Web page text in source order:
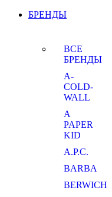
БРЕНДЫ
ВСЕ
БРЕНДЫ
A-
COLD-
WALL
A
PAPER
KID
A.P.C.
BARBA
BERWICH